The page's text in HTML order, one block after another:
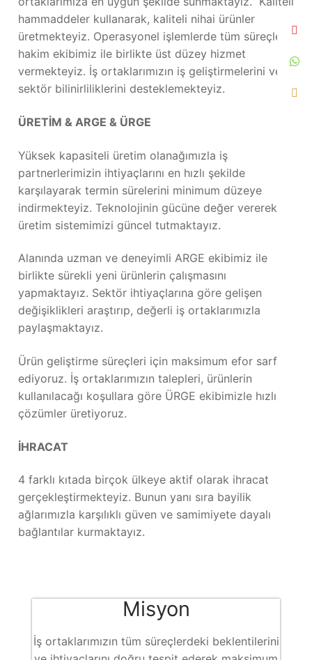
hammaddeler kullanarak, kaliteli nihai ürünler
üretmekteyiz. Operasyonel işlemlerde tüm süreçlere
hakim ekibimiz ile birlikte üst düzey hizmet
vermekteyiz. İş ortaklarımızın iş geliştirmelerini ve
sektör bilinirliliklerini desteklemekteyiz.
ÜRETİM & ARGE & ÜRGE
Yüksek kapasiteli üretim olanağımızla iş
partnerlerimizin ihtiyaçlarını en hızlı şekilde
karşılayarak termin sürelerini minimum düzeye
indirmekteyiz. Teknolojinin gücüne değer vererek
üretim sistemimizi güncel tutmaktayız.
Alanında uzman ve deneyimli ARGE ekibimiz ile
birlikte sürekli yeni ürünlerin çalışmasını
yapmaktayız. Sektör ihtiyaçlarına göre gelişen
değişiklikleri araştırıp, değerli iş ortaklarımızla
paylaşmaktayız.
Ürün geliştirme süreçleri için maksimum efor sarf
ediyoruz. İş ortaklarımızın talepleri, ürünlerin
kullanılacağı koşullara göre ÜRGE ekibimizle hızlı
çözümler üretiyoruz.
İHRACAT
4 farklı kıtada birçok ülkeye aktif olarak ihracat
gerçekleştirmekteyiz. Bunun yanı sıra bayilik
ağlarımızla karşılıklı güven ve samimiyete dayalı
bağlantılar kurmaktayız.
Misyon
İş ortaklarımızın tüm süreçlerdeki beklentilerini